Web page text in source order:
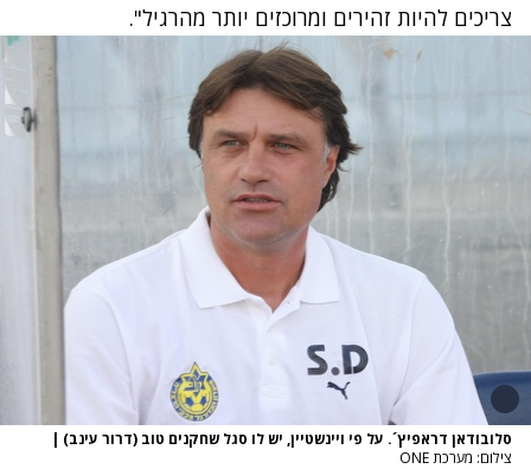
צריכים להיות זהירים ומרוכזים יותר מהרגיל".
סלובודאן דראפיץ´. על פי ויינשטיין, יש לו סגל שחקנים טוב (דרור עינב) |
צילום: מערכת ONE